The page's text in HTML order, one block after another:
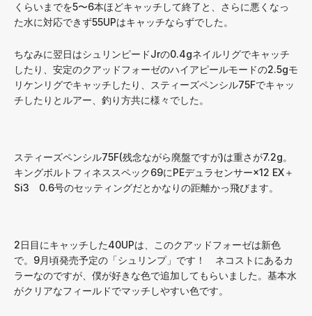
くらいまでを5〜6本ほどキャッチして終了と、さらに悪くなっ
た水に対応できず55UPはキャッチならずでした。
ちなみに翌日はシュリンピードJrの0.4gネイルリグでキャッチ
したり、安定のクアッドフォーゼのハイアピールモードの2.5gモ
リケンリグでキャッチしたり、スティーズペンシル75Fでキャッ
チしたりとルアー、釣り方共に様々でした。
スティーズペンシル75F(残念ながら廃盤ですが)は重さが7.2g。
キングボルトフィネススペック69にPEデュラセンサー×12 EX＋
Si3 0.6号のセッティングだとかなりの距離かっ飛びます。
2日目にキャッチした40UPは、このクアッドフォーゼは新色
で。9月頃発売予定の「シュリンプ」です！ ネコストにあるカ
ラーなのですが、僕が好きな色で追加してもらいました。基本水
がクリアなフィールドでマッチしやすい色です。